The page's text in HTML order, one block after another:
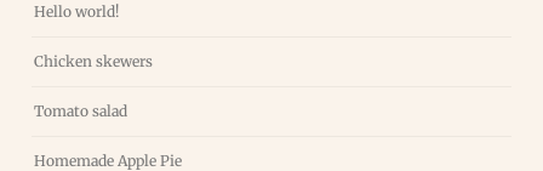
Hello world!
Chicken skewers
Tomato salad
Homemade Apple Pie